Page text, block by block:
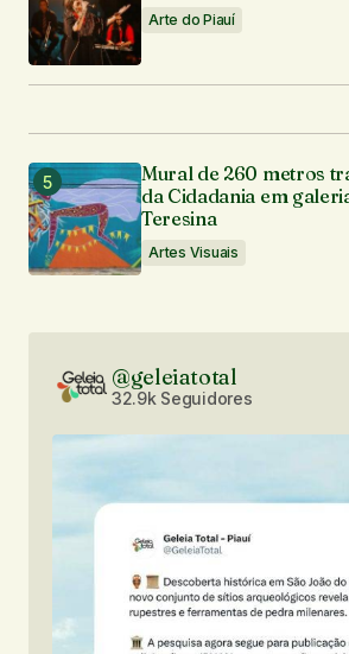
Arte do Piauí
Mural de 260 metros
da Cidadania em
Teresina
Artes Visuais
@geleiatotal
32.9k Seguidores